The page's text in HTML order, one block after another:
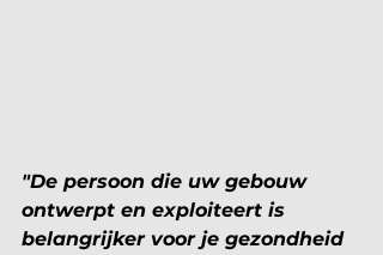
"De persoon die uw gebouw
ontwerpt en exploiteert is
belangrijker voor je gezondheid